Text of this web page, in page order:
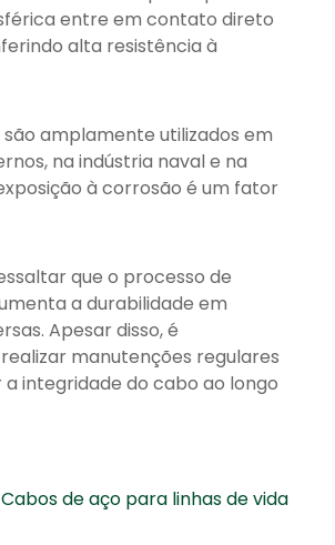
entre em contato direto
alta resistência à
são amplamente utilizados em
na indústria naval e na
à corrosão é um fator
que o processo de
a durabilidade em
Apesar disso, é
manutenções regulares
integridade do cabo ao longo
Cabos de aço para linhas de vida